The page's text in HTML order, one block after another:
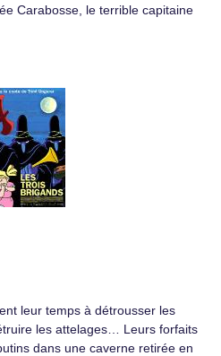
Carabosse, le terrible capitaine
leur temps à détrousser les
les attelages… Leurs forfaits
dans une caverne retirée en